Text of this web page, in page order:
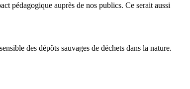
pédagogique auprès de nos publics. Ce serait aussi
des dépôts sauvages de déchets dans la nature.